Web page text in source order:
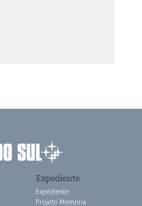
Expediente
Expediente
Projeto Memória